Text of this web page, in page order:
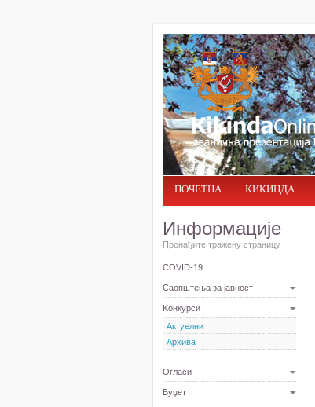
ПОЧЕТНА КИКИНДА
Информације
Пронађите тражену страницу
COVID-19
Саопштења за јавност
Kонкурси
Актуелни
Архива
Огласи
Буџет